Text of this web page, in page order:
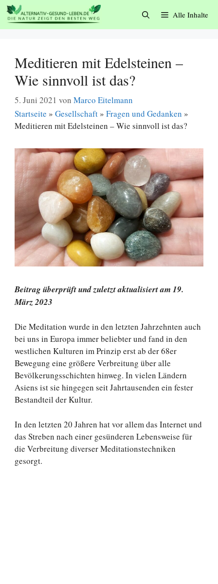
Zum
Inhalt
springen
Alle Inhalte
Meditieren mit Edelsteinen –
Wie sinnvoll ist das?
5. Juni 2021 von Marco Eitelmann
Startseite » Gesellschaft » Fragen und Gedanken »
Meditieren mit Edelsteinen – Wie sinnvoll ist das?
Beitrag überprüft und zuletzt aktualisiert am 19.
März 2023
Die Meditation wurde in den letzten Jahrzehnten auch
bei uns in Europa immer beliebter und fand in den
westlichen Kulturen im Prinzip erst ab der 68er
Bewegung eine größere Verbreitung über alle
Bevölkerungsschichten hinweg. In vielen Ländern
Asiens ist sie hingegen seit Jahrtausenden ein fester
Bestandteil der Kultur.
In den letzten 20 Jahren hat vor allem das Internet und
das Streben nach einer gesünderen Lebensweise für
die Verbreitung diverser Meditationstechniken
gesorgt.